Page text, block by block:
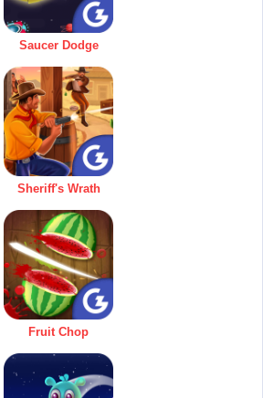
Saucer Dodge
Sheriff's Wrath
Fruit Chop